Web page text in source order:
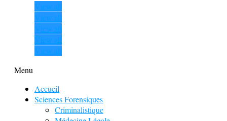
View all
View all
View all
View all
View all
Menu
Accueil
Sciences Forensiques
Criminalistique